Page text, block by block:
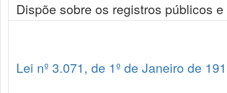
Dispõe sobre os registros públicos
Lei nº 3.071, de 1º de Janeiro de